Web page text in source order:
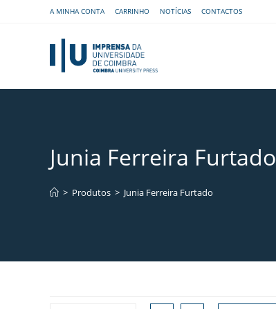
A MINHA CONTA CARRINHO NOTÍCIAS CONTACTOS
Junia Ferreira Furtado
> Produtos > Junia Ferreira Furtado